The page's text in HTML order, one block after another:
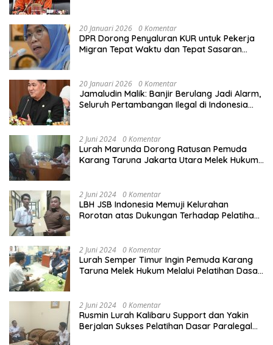
20 Januari 2026 0 Komentar
DPR Dorong Penyaluran KUR untuk Pekerja
Migran Tepat Waktu dan Tepat Sasaran
20 Januari 2026 0 Komentar
Jamaludin Malik: Banjir Berulang Jadi Alarm,
Seluruh Pertambangan Ilegal di Indonesia
2 Juni 2024 0 Komentar
Lurah Marunda Dorong Ratusan Pemuda
Karang Taruna Jakarta Utara Melek Hukum
2 Juni 2024 0 Komentar
LBH JSB Indonesia Memuji Kelurahan
Rorotan atas Dukungan Terhadap Pelatihan
2 Juni 2024 0 Komentar
Lurah Semper Timur Ingin Pemuda Karang
Taruna Melek Hukum Melalui Pelatihan Dasar
2 Juni 2024 0 Komentar
Rusmin Lurah Kalibaru Support dan Yakin
Berjalan Sukses Pelatihan Dasar Paralegal